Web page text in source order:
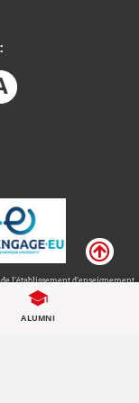
ALUMNI
l'établissement d'enseignement
des compétences.